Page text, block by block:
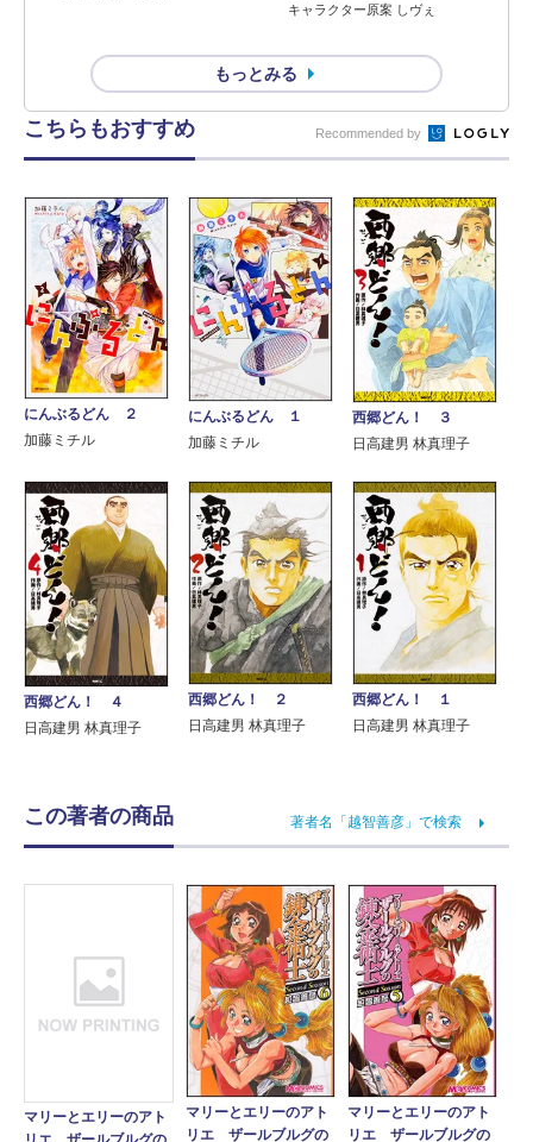
キャラクター原案 しヴぇ
もっとみる
こちらもおすすめ Recommended by
にんぶるどん ２
加藤ミチル
にんぶるどん １
加藤ミチル
西郷どん！ ３
日高建男 林真理子
西郷どん！ ４
日高建男 林真理子
西郷どん！ ２
日高建男 林真理子
西郷どん！ １
日高建男 林真理子
この著者の商品 著者名「越智善彦」で検索
マリーとエリーのアト
マリーとエリーのアト
リエ ザールブルグの
マリーとエリーのアト
リエ ザールブルグの